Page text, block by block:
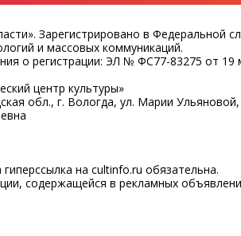
Зарегистрировано в Федеральной
и массовых коммуникаций.
о регистрации: ЭЛ № ФС77-83275 от 19
центр культуры»
обл., г. Вологда, ул. Марии Ульяновой,
на cultinfo.ru обязательна.
содержащейся в рекламных